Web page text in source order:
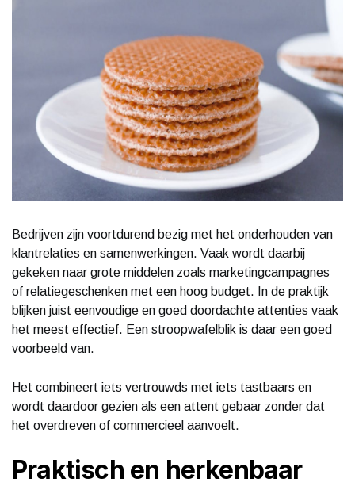
Bedrijven zijn voortdurend bezig met het onderhouden van
klantrelaties en samenwerkingen. Vaak wordt daarbij
gekeken naar grote middelen zoals marketingcampagnes
of relatiegeschenken met een hoog budget. In de praktijk
blijken juist eenvoudige en goed doordachte attenties vaak
het meest effectief. Een stroopwafelblik is daar een goed
voorbeeld van.
Het combineert iets vertrouwds met iets tastbaars en
wordt daardoor gezien als een attent gebaar zonder dat
het overdreven of commercieel aanvoelt.
Praktisch en herkenbaar